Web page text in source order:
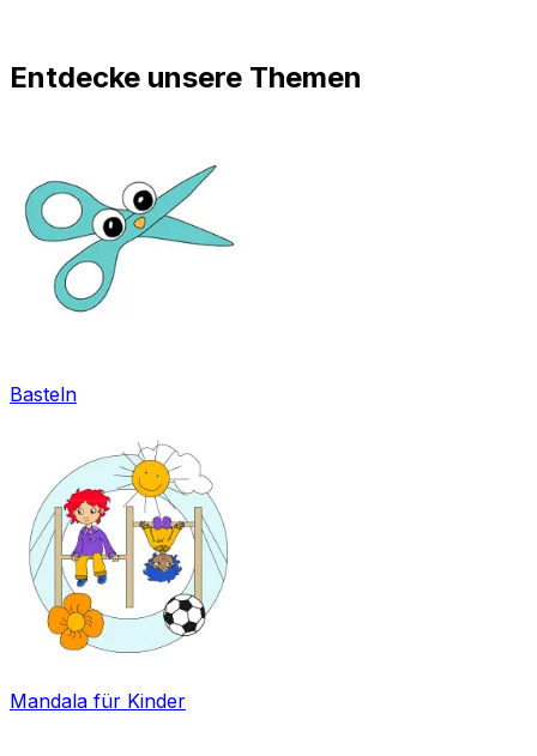
Entdecke unsere Themen
Basteln
Mandala für Kinder